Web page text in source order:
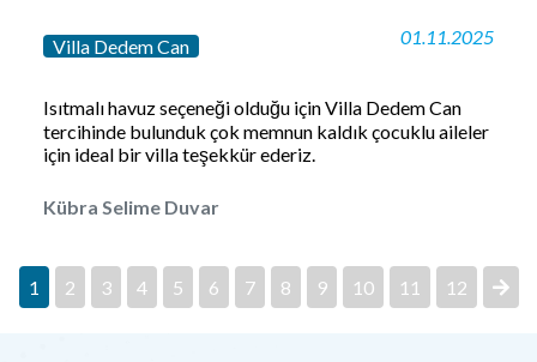
Villa Dedem Can 01.11.2025
Isıtmalı havuz seçeneği olduğu için Villa Dedem Can
tercihinde bulunduk çok memnun kaldık çocuklu aileler
için ideal bir villa teşekkür ederiz.
Kübra Selime Duvar
1 2 3 4 5 6 7 8 9 10 11 12